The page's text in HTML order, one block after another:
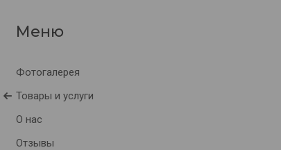
Фотогалерея
Товары и услуги
О нас
Отзывы